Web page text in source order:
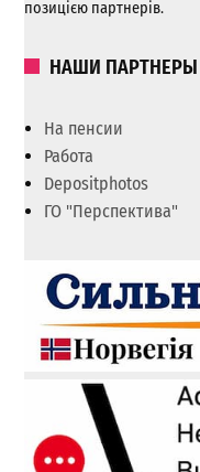
позицією партнерів.
НАШИ ПАРТНЕРЫ
На пенсии
Работа
Depositphotos
ГО "Перспектива"